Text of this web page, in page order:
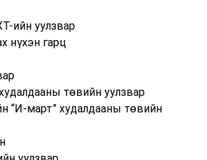
ийн уулзвар
нүхэн гарц
төвийн уулзвар
“И-март” худалдааны төвийн